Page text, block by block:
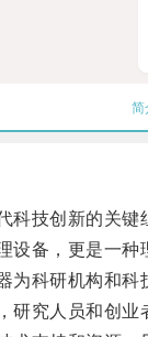
简
技创新的关键
备，更是一种
科研机构和科
究人员和创业